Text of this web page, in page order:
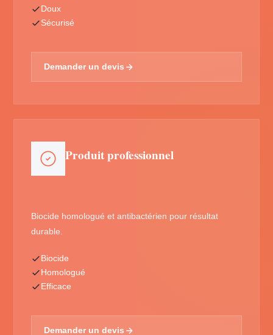
Doux
Sécurisé
Demander un devis
Produit professionnel
Biocide homologué et antibactérien pour résultat
durable.
Biocide
Homologué
Efficace
Demander un devis